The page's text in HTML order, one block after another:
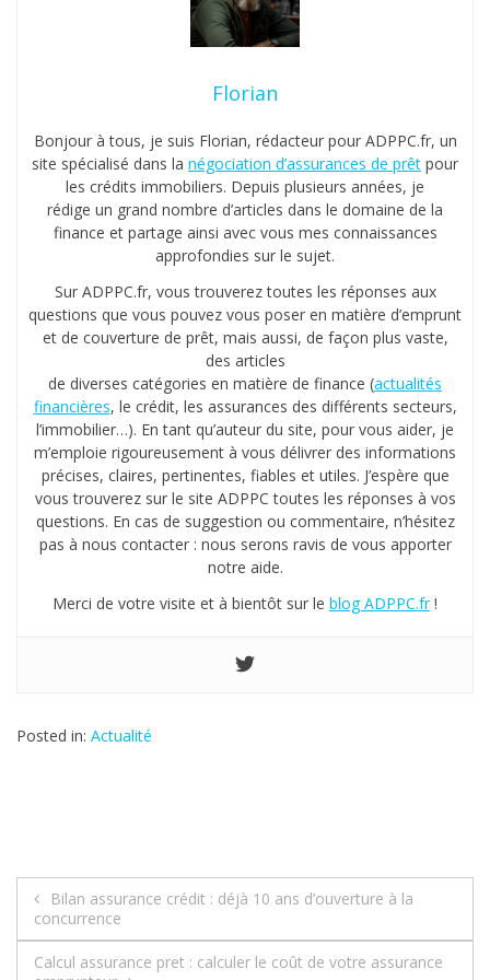
Florian
Bonjour à tous, je suis Florian, rédacteur pour ADPPC.fr, un
site spécialisé dans la négociation d’assurances de prêt pour
les crédits immobiliers. Depuis plusieurs années, je
rédige un grand nombre d’articles dans le domaine de la
finance et partage ainsi avec vous mes connaissances
approfondies sur le sujet.
Sur ADPPC.fr, vous trouverez toutes les réponses aux
questions que vous pouvez vous poser en matière d’emprunt
et de couverture de prêt, mais aussi, de façon plus vaste,
des articles
de diverses catégories en matière de finance (actualités
financières, le crédit, les assurances des différents secteurs,
l’immobilier…). En tant qu’auteur du site, pour vous aider, je
m’emploie rigoureusement à vous délivrer des informations
précises, claires, pertinentes, fiables et utiles. J’espère que
vous trouverez sur le site ADPPC toutes les réponses à vos
questions. En cas de suggestion ou commentaire, n’hésitez
pas à nous contacter : nous serons ravis de vous apporter
notre aide.
Merci de votre visite et à bientôt sur le blog ADPPC.fr!
Posted in: Actualité
N
Bilan assurance crédit : déjà 10 ans d’ouverture à la
concurrence
Calcul assurance pret : calculer le coût de votre assurance